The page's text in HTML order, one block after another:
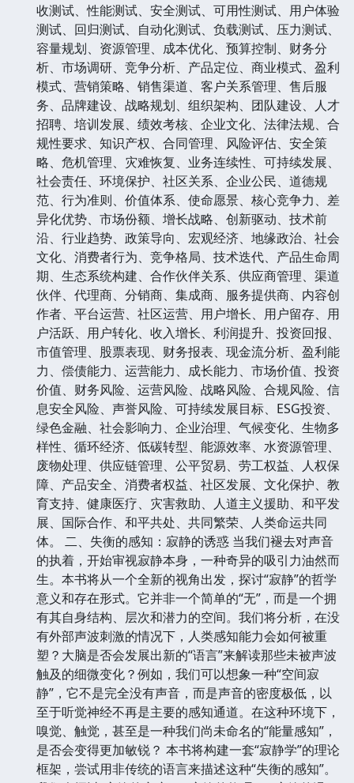
收测试、性能测试、安全测试、可用性测试、用户体验
测试、回归测试、自动化测试、负载测试、压力测试、
容量规划、资源管理、成本优化、预算控制、财务分
析、市场调研、竞争分析、产品定位、商业模式、盈利
模式、营销策略、销售渠道、客户关系管理、售后服
务、品牌建设、战略规划、组织架构、团队建设、人才
招聘、培训发展、绩效考核、企业文化、法律法规、合
规性要求、知识产权、合同管理、风险评估、安全策
略、危机管理、灾难恢复、业务连续性、可持续发展、
社会责任、环境保护、社区关系、企业公民、道德规
范、行为准则、价值体系、使命愿景、核心竞争力、差
异化优势、市场份额、增长战略、创新驱动、技术前
沿、行业趋势、政策导向、宏观经济、地缘政治、社会
文化、消费者行为、竞争格局、技术迭代、产品生命周
期、生态系统构建、合作伙伴关系、供应商管理、渠道
伙伴、代理商、分销商、集成商、服务提供商、内容创
作者、平台运营、社区运营、用户增长、用户留存、用
户活跃、用户转化、收入增长、利润提升、投资回报、
市值管理、股票表现、财务报表、现金流分析、盈利能
力、偿债能力、运营能力、成长能力、市场价值、投资
价值、财务风险、运营风险、战略风险、合规风险、信
息安全风险、声誉风险、可持续发展目标、ESG投资、
绿色金融、社会影响力、企业治理、气候变化、生物多
样性、循环经济、低碳转型、能源效率、水资源管理、
废物处理、供应链管理、公平贸易、劳工权益、人权保
障、产品安全、消费者权益、社区发展、文化保护、教
育支持、健康医疗、灾害救助、人道主义援助、和平发
展、国际合作、和平共处、共同繁荣、人类命运共同
体。 二、失衡的感知：寂静的诱惑 当我们褪去对声音
的执着，开始审视寂静本身，一种奇异的吸引力油然而
生。本书将从一个全新的视角出发，探讨“寂静”的哲学
意义和存在形式。它并非一个简单的“无”，而是一个拥
有其自身结构、层次和潜力的空间。我们将分析，在没
有外部声波刺激的情况下，人类感知能力会如何被重
塑？大脑是否会发展出新的“语言”来解读那些未被声波
触及的细微变化？例如，我们可以想象一种“空间寂
静”，它不是完全没有声音，而是声音的密度极低，以
至于听觉神经不再是主要的感知通道。在这种环境下，
嗅觉、触觉，甚至是一种我们尚未命名的“能量感知”，
是否会变得更加敏锐？ 本书将构建一套“寂静学”的理论
框架，尝试用非传统的语言来描述这种“失衡的感知”。